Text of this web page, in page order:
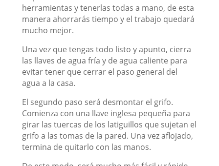
herramientas y tenerlas todas a mano, de esta
manera ahorrarás tiempo y el trabajo quedará
mucho mejor.
Una vez que tengas todo listo y apunto, cierra
las llaves de agua fría y de agua caliente para
evitar tener que cerrar el paso general del
agua a la casa.
El segundo paso será desmontar el grifo.
Comienza con una llave inglesa pequeña para
girar las tuercas de los latiguillos que sujetan el
grifo a las tomas de la pared. Una vez aflojado,
termina de quitarlo con las manos.